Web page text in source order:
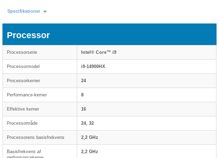
Specifikationer
Processor
Processorserie Intel® Core™ i9
Processormodel i9-14900HX
Processorkerner 24
Performance-kerner 8
Effektive kerner 16
Processortråde 24, 32
Processorens basisfrekvens 2,2 GHz
Basisfrekvens af
2,2 GHz